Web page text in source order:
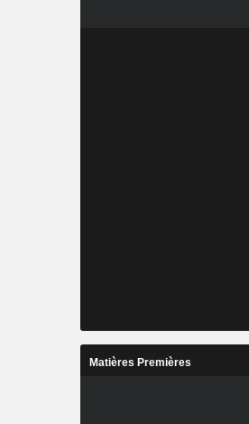
Matières Premières